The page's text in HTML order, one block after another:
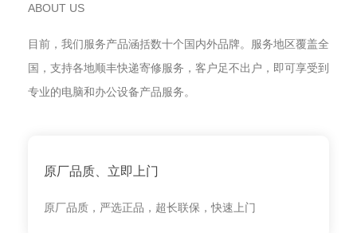
ABOUT US
目前，我们服务产品涵括数十个国内外品牌。服务地区覆盖全
国，支持各地顺丰快递寄修服务，客户足不出户，即可享受到
专业的电脑和办公设备产品服务。
原厂品质、立即上门
原厂品质，严选正品，超长联保，快速上门